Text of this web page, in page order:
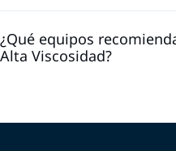
¿Qué equipos
Alta Viscosidad?